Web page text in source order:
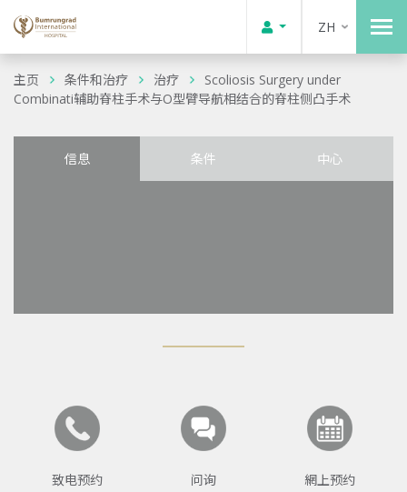
ZH
主页 条件和治疗 治疗
Scoliosis Surgery under
Combinati辅助脊柱手术与O型臂导航相结合的脊柱侧凸手术
信息 条件 中心
致电预约 问询 網上预约